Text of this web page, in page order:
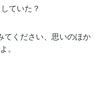
ていた？
てください、思いのほか
。